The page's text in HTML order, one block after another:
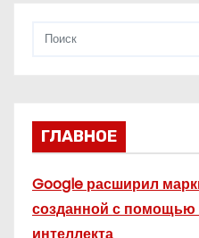
ГЛАВНОЕ
Google расширил
созданной с помощью